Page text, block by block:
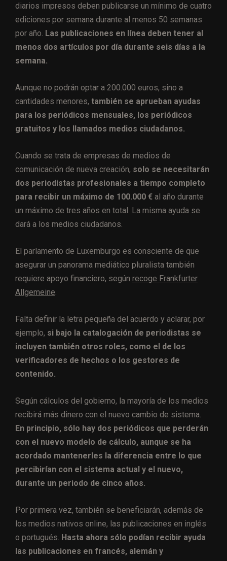
diarios impresos deben publicarse un mínimo de cuatro
ediciones por semana durante al menos 50 semanas
por año. Las publicaciones en línea deben tener al
menos dos artículos por día durante seis días a la
semana.
Aunque no podrán optar a 200.000 euros, sino a
cantidades menores, también se aprueban ayudas
para los periódicos mensuales, los periódicos
gratuitos y los llamados medios ciudadanos.
Cuando se trata de empresas de medios de
comunicación de nueva creación, solo se necesitarán
dos periodistas profesionales a tiempo completo
para recibir un máximo de 100.000 € al año durante
un máximo de tres años en total. La misma ayuda se
dará a los medios ciudadanos.
El parlamento de Luxemburgo es consciente de que
asegurar un panorama mediático pluralista también
requiere apoyo financiero, según recoge Frankfurter
Allgemeine
Falta definir la letra pequeña del acuerdo y aclarar, por
ejemplo, si bajo la catalogación de periodistas se
incluyen también otros roles, como el de los
verificadores de hechos o los gestores de
contenido.
Según cálculos del gobierno, la mayoría de los medios
recibirá más dinero con el nuevo cambio de sistema.
En principio, sólo hay dos periódicos que perderán
con el nuevo modelo de cálculo, aunque se ha
acordado mantenerles la diferencia entre lo que
percibirían con el sistema actual y el nuevo,
durante un periodo de cinco años.
Por primera vez, también se beneficiarán, además de
los medios nativos online, las publicaciones en inglés
o portugués. Hasta ahora sólo podían recibir ayuda
las publicaciones en francés, alemán y